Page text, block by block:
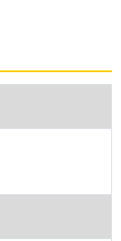
。也可輕鬆
只需將監測
幕上，即可